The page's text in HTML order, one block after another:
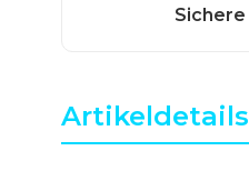
Artikeldetails